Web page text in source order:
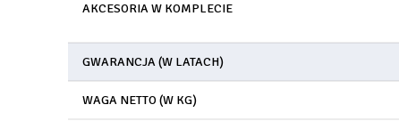
AKCESORIA W KOMPLECIE
GWARANCJA (W LATACH)
WAGA NETTO (W KG)